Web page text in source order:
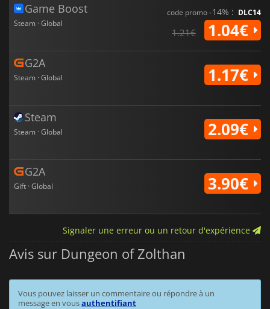
Game Boost
Steam · Global
code promo-14% : DLC14
1.21€ 1.04€
G2A
Steam · Global 1.17€
Steam
Steam · Global 2.09€
G2A
Gift · Global 3.90€
Signaler une erreur ou un retour d'expérience
Avis sur Dungeon of Zolthan
Vous pouvez laisser un commentaire ou répondre à un
message en vousauthentifiant